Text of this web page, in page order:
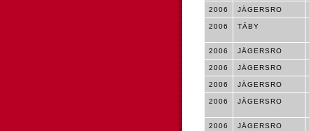
2006 JÄGERSRO
2006 TÄBY
2006 JÄGERSRO
2006 JÄGERSRO
2006 JÄGERSRO
2006 JÄGERSRO
2006 JÄGERSRO